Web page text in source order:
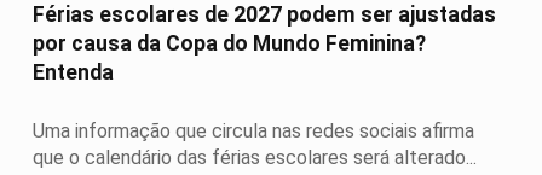
Férias escolares de 2027 podem ser ajustadas
por causa da Copa do Mundo Feminina?
Entenda
Uma informação que circula nas redes sociais afirma
que o calendário das férias escolares será alterado...